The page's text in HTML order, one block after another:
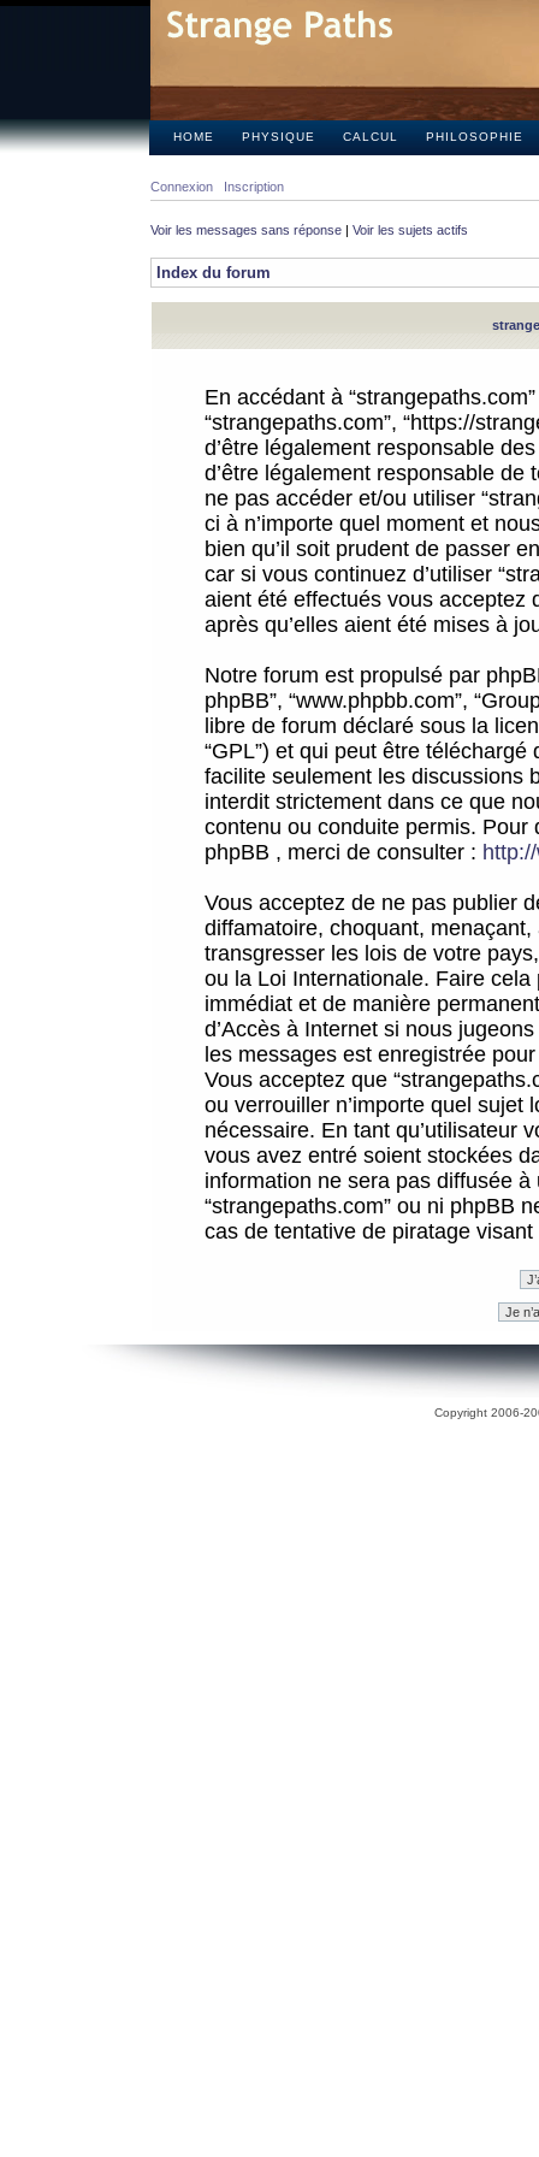
HOME PHYSIQUE CALCUL PHILOSOPHIE
Connexion Inscription
Voir les messages sans réponse | Voir les sujets actifs
Index du forum
En accédant à
“strangepaths.com”, “https://
d’être légalement responsable
d’être légalement responsable
ne pas accéder et/ou utiliser
ci à n’importe quel moment et
bien qu’il soit prudent de passer
car si vous continuez d’utiliser
aient été effectués vous acceptez
après qu’elles aient été mises à
Notre forum est propulsé par
phpBB”, “www.phpbb.com”,
libre de forum déclaré sous la
“GPL”) et qui peut être téléchargé
facilite seulement les discussions
interdit strictement dans ce que
contenu ou conduite permis.
phpBB , merci de consulter :
Vous acceptez de ne pas publier
diffamatoire, choquant,
transgresser les lois de votre
ou la Loi Internationale. Faire
immédiat et de manière
d’Accès à Internet si nous
les messages est enregistrée
Vous acceptez que
ou verrouiller n’importe quel sujet
nécessaire. En tant qu’utilisateur
vous avez entré soient stockées
information ne sera pas diffusée
“strangepaths.com” ou ni phpBB
cas de tentative de piratage
Copyright 2006-